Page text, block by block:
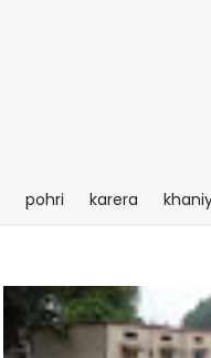
pohri karera